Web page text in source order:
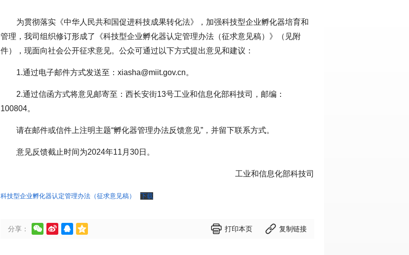
为贯彻落实《中华人民共和国促进科技成果转化法》，加强科技型企业孵化器培育和
管理，我司组织修订形成了《科技型企业孵化器认定管理办法（征求意见稿）》（见附
件），现面向社会公开征求意见。公众可通过以下方式提出意见和建议：
1.通过电子邮件方式发送至：xiasha@miit.gov.cn。
2.通过信函方式将意见邮寄至：西长安街13号工业和信息化部科技司，邮编：
100804。
请在邮件或信件上注明主题“孵化器管理办法反馈意见”，并留下联系方式。
意见反馈截止时间为2024年11月30日。
工业和信息化部科技司
科技型企业孵化器认定管理办法（征求意见稿） 下载
分享：      打印本页  复制链接